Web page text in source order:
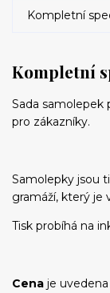
Kompletní
Kompletní
Sada samolepek
pro zákazníky.
Samolepky jsou
gramáží, který je
Tisk probíhá na
Cena je uvedena